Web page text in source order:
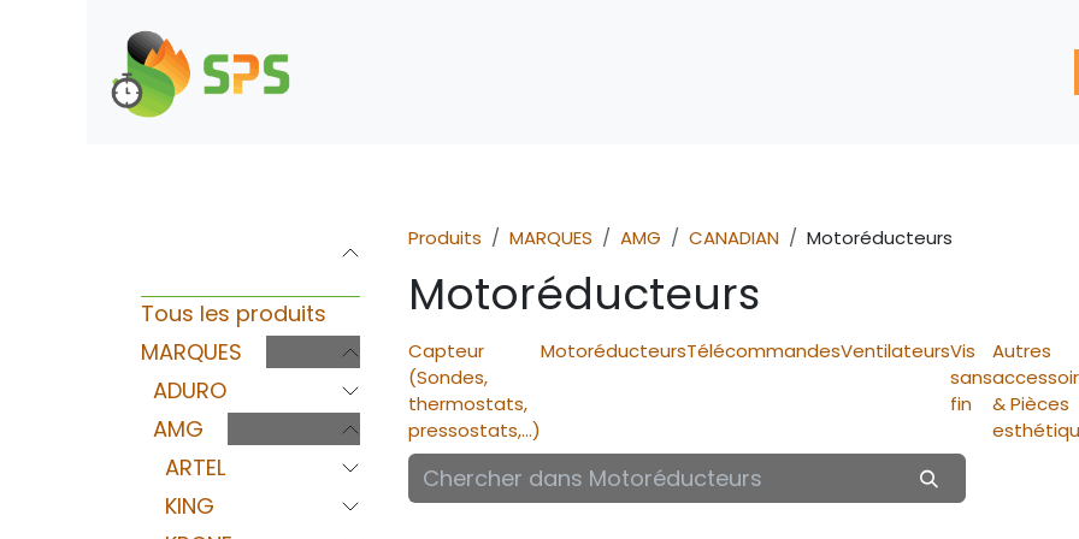
Tous les produits
MARQUES
ADURO
AMG
ARTEL
KING
Produits MARQUES AMG CANADIAN Motoréducteurs
Motoréducteurs
Capteur
(Sondes,
thermostats,
pressostats,...)
MotoréducteursTélécommandesVentilateursVis
sans
fin
Autres
& Pièces